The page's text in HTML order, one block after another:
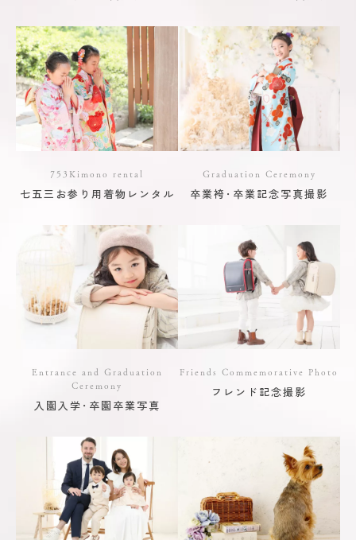
753Kimono rental
七五三お参り用着物レンタル
Graduation Ceremony
卒業袴･卒業記念写真撮影
Entrance and Graduation
Ceremony
入園入学･卒園卒業写真
Friends Commemorative Photo
フレンド記念撮影